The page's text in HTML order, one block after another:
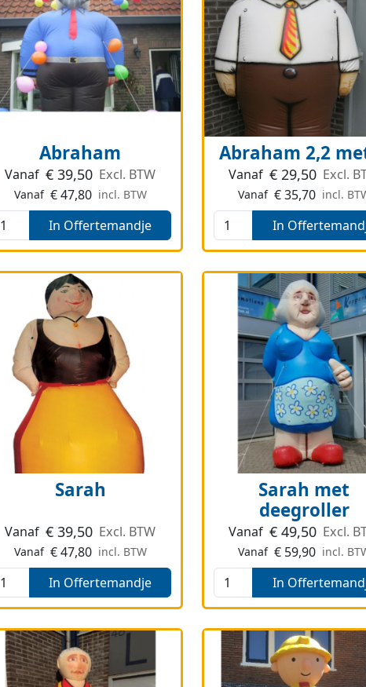
Abraham
Vanaf € 39,50 Excl. BTW
Vanaf €47,80 incl. BTW
In Offertemandje
Abraham 2,2
Vanaf € 29,50 Excl.
Vanaf €35,70 incl.
In
Sarah
Vanaf € 39,50 Excl. BTW
Vanaf €47,80 incl. BTW
In Offertemandje
Sarah met
deegroller
Vanaf € 49,50 Excl.
Vanaf € 59,90 incl.
In